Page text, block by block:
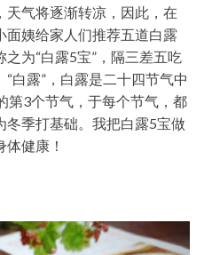
天气将逐渐转凉，因此，在
面姨给家人们推荐五道白露
为“白露5宝”，隔三差五吃
白露”，白露是二十四节气中
第3个节气，于每个节气，都
冬季打基础。我把白露5宝做
健康！